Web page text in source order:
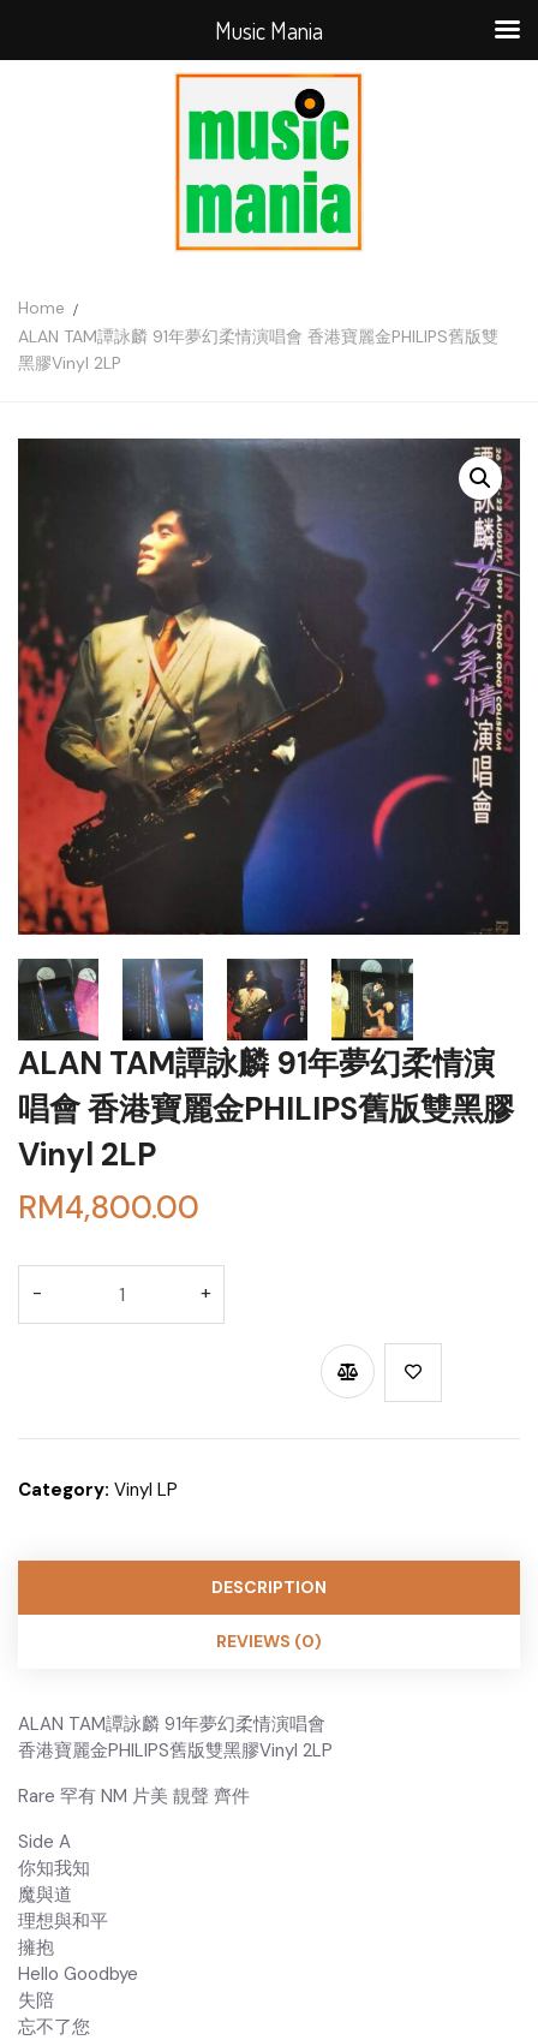
Home
ALAN TAM譚詠麟 91年夢幻柔情演唱會 香港寶麗金PHILIPS舊版雙
黑膠Vinyl 2LP
ALAN TAM譚詠麟 91年夢幻柔情演
唱會 香港寶麗金PHILIPS舊版雙黑膠
Vinyl 2LP
RM4,800.00
Category: Vinyl LP
DESCRIPTION
REVIEWS (0)
ALAN TAM譚詠麟 91年夢幻柔情演唱會
香港寶麗金PHILIPS舊版雙黑膠Vinyl 2LP
Rare 罕有 NM 片美 靚聲 齊件
Side A
你知我知
魔與道
理想與和平
擁抱
Hello Goodbye
失陪
忘不了您
Music Mania